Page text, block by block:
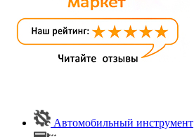
Автомобильный инструмент